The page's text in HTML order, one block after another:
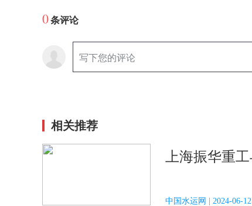
0条评论
相关推荐
上海振华重
中国水运网 | 2024-06-